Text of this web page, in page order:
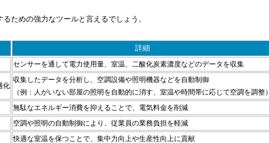
ための強力なツールと言えるでしょう。
詳細
センサーを通して電力使用量、室温、二酸化炭素濃度などのデータを収集
化
収集したデータを分析し、空調設備や照明機器などを自動制御
（例：人がいない部屋の照明を自動的に消す、室温や時間帯に応じて空調を調整）
無駄なエネルギー消費を抑えることで、電気料金を削減
空調や照明の自動制御により、従業員の業務負担を軽減
快適な室温を保つことで、集中力向上や生産性向上に貢献